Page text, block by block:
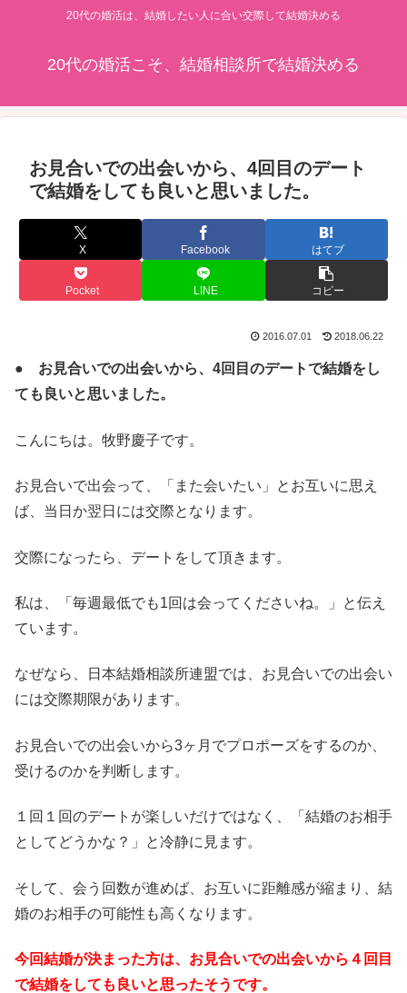
20代の婚活は、結婚したい人に合い交際して結婚決める
20代の婚活こそ、結婚相談所で結婚決める
お見合いでの出会いから、4回目のデート
で結婚をしても良いと思いました。
X Facebook はてブ
Pocket LINE コピー
2016.07.01 2018.06.22
● お見合いでの出会いから、4回目のデートで結婚をし
ても良いと思いました。
こんにちは。牧野慶子です。
お見合いで出会って、「また会いたい」とお互いに思え
ば、当日か翌日には交際となります。
交際になったら、デートをして頂きます。
私は、「毎週最低でも1回は会ってくださいね。」と伝え
ています。
なぜなら、日本結婚相談所連盟では、お見合いでの出会い
には交際期限があります。
お見合いでの出会いから3ヶ月でプロポーズをするのか、
受けるのかを判断します。
１回１回のデートが楽しいだけではなく、「結婚のお相手
としてどうかな？」と冷静に見ます。
そして、会う回数が進めば、お互いに距離感が縮まり、結
婚のお相手の可能性も高くなります。
今回結婚が決まった方は、お見合いでの出会いから４回目
で結婚をしても良いと思ったそうです。